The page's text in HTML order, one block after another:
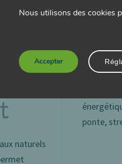
naturels
VCETOS:
ponte,
Nous utilisons des cookies
Accepter